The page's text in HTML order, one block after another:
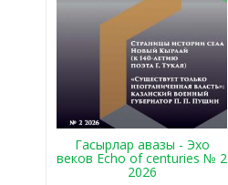
Гасырлар авазы - Эхо
веков Echo of centuries № 2
2026